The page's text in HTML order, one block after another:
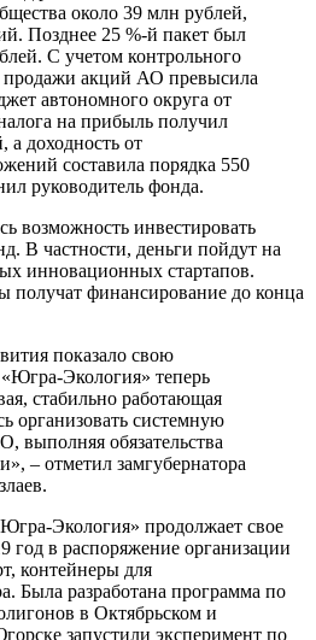
около 39 млн рублей,
Позднее 25 %-й пакет был
С учетом контрольного
продажи акций АО превысила
автономного округа от
на прибыль получил
а доходность от
составила порядка 550
руководитель фонда.
возможность инвестировать
В частности, деньги пойдут на
инновационных стартапов.
получат финансирование до конца
показало свою
Экология» теперь
стабильно работающая
организовать системную
выполняя обязательства
– отметил замгубернатора
Экология» продолжает свое
год в распоряжение организации
контейнеры для
Была разработана программа по
в Октябрьском и
запустили эксперимент по